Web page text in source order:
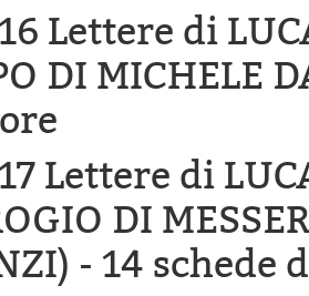
Lettere di
DI MICHELE
Lettere di
DI
- 14 schede